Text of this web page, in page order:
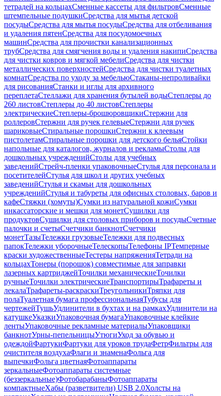
тетрадей на кольцахСменные кассеты для фильтровСменные
штемпельные подушкиСредства для мытья детской
посудыСредства для мытья посудыСредства для отбеливания
и удаления пятенСредства для посудомоечных
машинСредства для прочистки канализационных
трубСредства для смягчения воды и удаления накипиСредства
для чистки ковров и мягкой мебелиСредства для чистки
металлических поверхностейСредства для чистки туалетных
комнатСредства по уходу за мебельюСтаканы-непроливайки
для рисованияСтанки и иглы для архивного
переплетаСтеллажи для хранения бутылей водыСтеплеры до
260 листовСтеплеры до 40 листовСтеплеры
электрическиеСтеплеры-брошюровщикиСтержни для
роллеровСтержни для ручек гелевыеСтержни для ручек
шариковыеСтиральные порошкиСтержни к клеевым
пистолетамСтиральные порошки для детского бельяСтойки
напольные для каталогов, журналов и рекламыСтолы для
дошкольных учрежденийСтолы для учебных
заведенийСтрейч-пленки упаковочныеСтулья для персонала и
посетителейСтулья для школ и других учебных
заведенийСтулья и скамьи для дошкольных
учрежденийСтулья и табуреты для офисных столовых, баров и
кафеСтяжки (хомуты)Сумки из натуральной кожиСумки
инкассаторские и мешки для монетСушилки для
продуктовСушилки для столовых приборов и посудыСчетные
палочки и счетыСчетчики банкнотСчетчики
монетТазыТележки грузовыеТележки для подвесных
папокТележки уборочныеТелескопыТелефоны IPТемперные
краски художественныеТестеры напряженияТетради на
кольцахТонеры (порошок) совместимые для заправки
лазерных картриджейТочилки механическиеТочилки
ручныеТочилки электрическиеТранспортирыТрафареты и
лекалаТрафареты-раскраскиТреугольникиТряпки для
полаТуалетная бумага профессиональнаяТубусы для
чертежейТушьУдлинители в бухтах и на рамкахУдлинители на
катушкеУказкиУпаковочная бумагаУпаковочные клейкие
лентыУпаковочные рекламные материалыУпаковщики
банкнотУрны-пепельницыУтюгиУход за обувью и
одеждойФартукиФартуки для уроков трудаФетрФильтры для
очистителя воздухаФлаги и знаменаФольга для
выпечкиФольга цветнаяФотоаппараты
зеркальныеФотоаппараты системные
(беззеркальные)ФотобарабаныФотоаппараты
компактныеХабы (разветвители) USB 2.0Холсты на